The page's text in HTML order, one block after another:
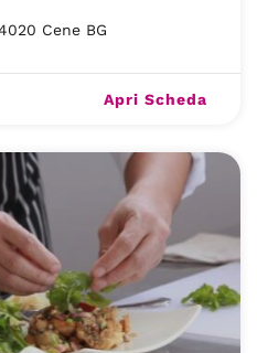
Cene BG
Apri Scheda